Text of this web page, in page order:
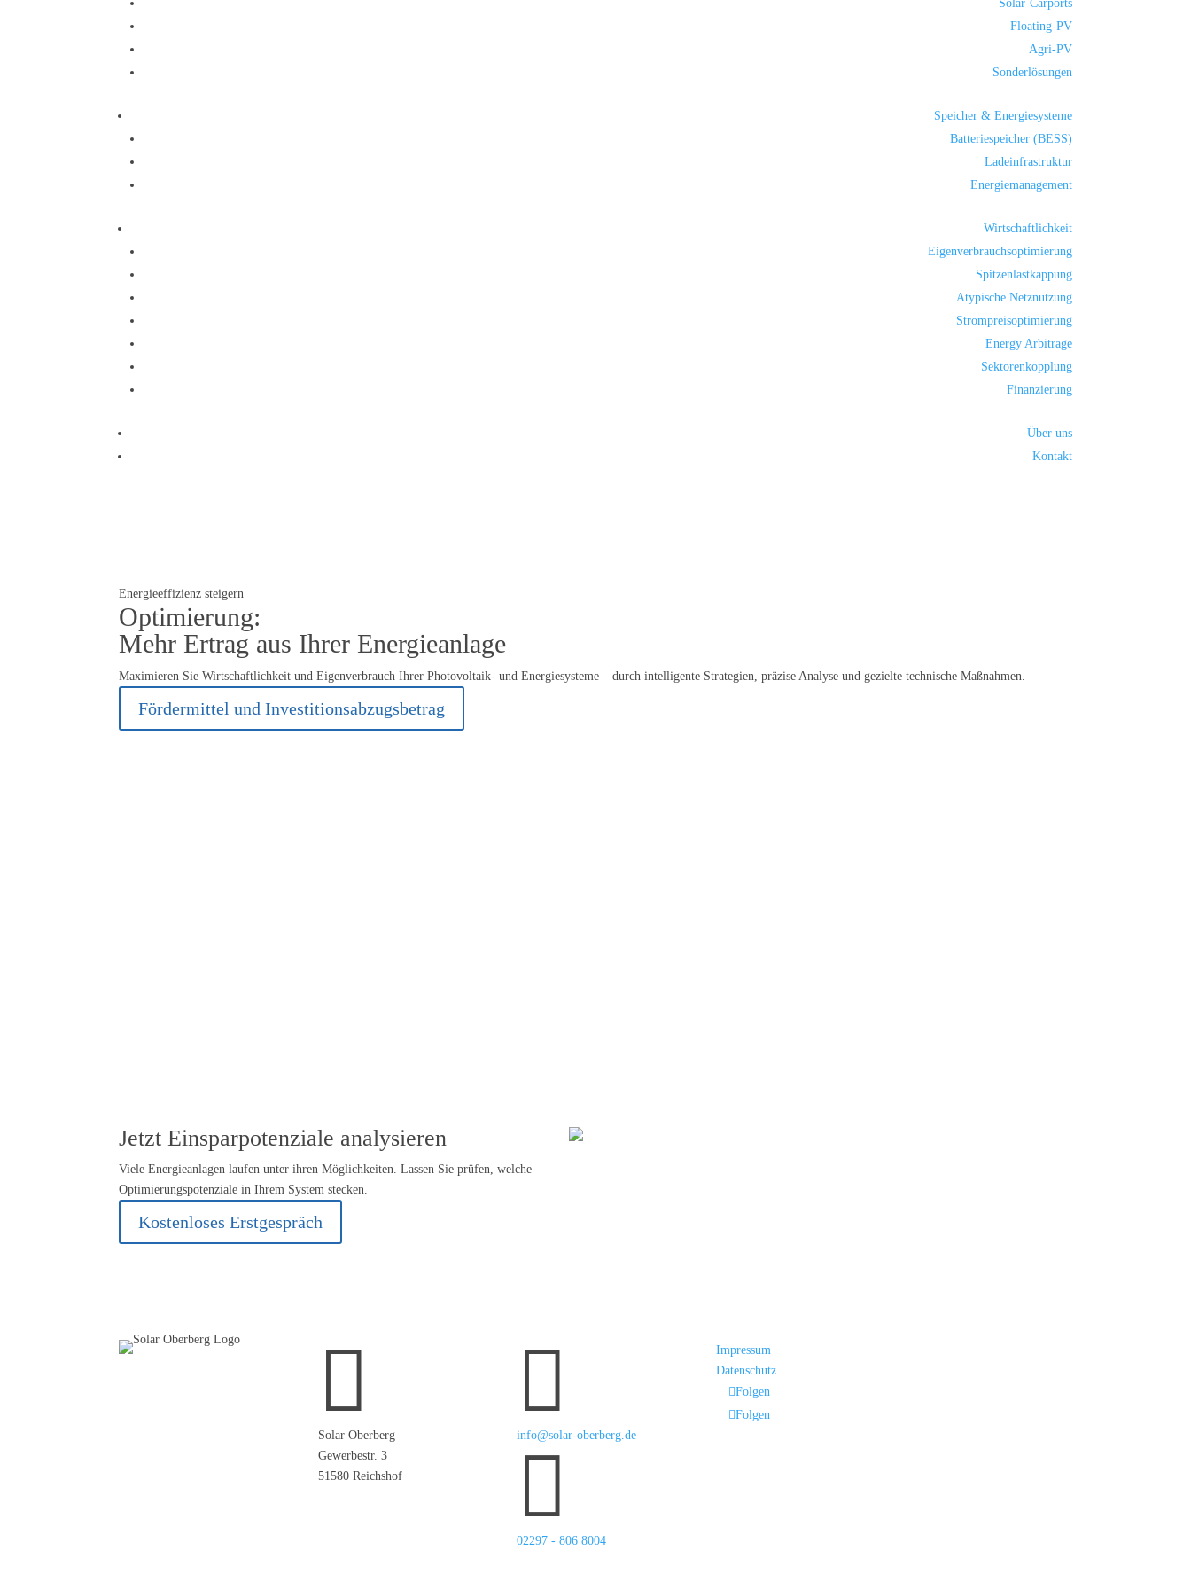
Solar-Carports
Floating-PV
Agri-PV
Sonderlösungen
Speicher & Energiesysteme
Batteriespeicher (BESS)
Ladeinfrastruktur
Energiemanagement
Wirtschaftlichkeit
Eigenverbrauchsoptimierung
Spitzenlastkappung
Atypische Netznutzung
Strompreisoptimierung
Energy Arbitrage
Sektorenkopplung
Finanzierung
Über uns
Kontakt
Energieeffizienz steigern
Optimierung:
Mehr Ertrag aus Ihrer Energieanlage
Maximieren Sie Wirtschaftlichkeit und Eigenverbrauch Ihrer Photovoltaik- und Energiesysteme – durch intelligente Strategien, präzise Analyse und gezielte technische Maßnahmen.
Fördermittel und Investitionsabzugsbetrag
Jetzt Einsparpotenziale analysieren
Viele Energieanlagen laufen unter ihren Möglichkeiten. Lassen Sie prüfen, welche
Optimierungspotenziale in Ihrem System stecken.
Kostenloses Erstgespräch

Solar Oberberg
Gewerbestr. 3
51580 Reichshof

info@solar-oberberg.de

02297 - 806 8004
Impressum
Datenschutz
Folgen
Folgen